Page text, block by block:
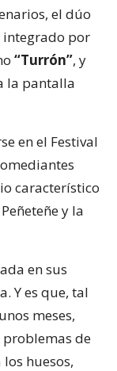
el dúo
integrado por
“Turrón”, y
la pantalla
en el Festival
característico
y la
en sus
Y es que, tal
meses,
problemas de
huesos,